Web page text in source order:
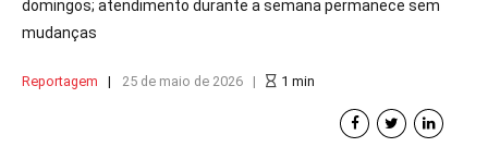
domingos; atendimento durante a semana permanece sem
mudanças
Reportagem 25 de maio de 2026 1 min